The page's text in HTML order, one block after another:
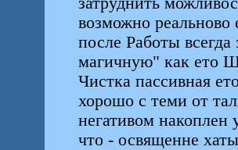
возможно реальново
после Работы
магичную" как ето
Чистка пассивная
хорошо с теми от
негативом накоплен
что - освященне хаты